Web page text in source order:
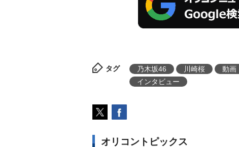
タグ 乃木坂46 川崎桜 動画
インタビュー
オリコントピックス